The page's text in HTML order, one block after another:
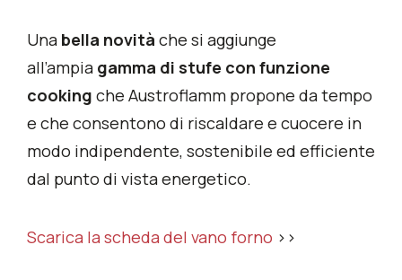
Una bella novità che si aggiunge
all’ampia gamma di stufe con funzione
cooking che Austroflamm propone da tempo
e che consentono di riscaldare e cuocere in
modo indipendente, sostenibile ed efficiente
dal punto di vista energetico.
Scarica la scheda del vano forno >>